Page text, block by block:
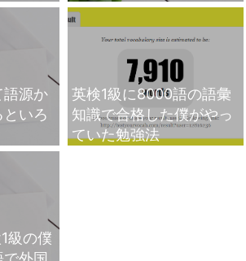
数調整】
語源か
いろ
英検1級に8000語の語彙
知識で合格した僕がやっ
ていた勉強法
級の僕